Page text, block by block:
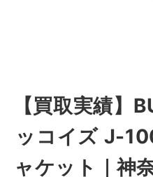
【買取実績】
ッコイズ J-
ャケット｜神